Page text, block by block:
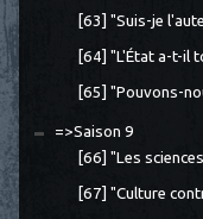
[63] "Suis-je
[64] "L'État a-t-il
[65] "Pouvons-
=>Saison 9
[66] "Les
[67] "Culture